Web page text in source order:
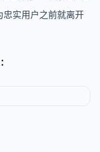
实用户之前就离开